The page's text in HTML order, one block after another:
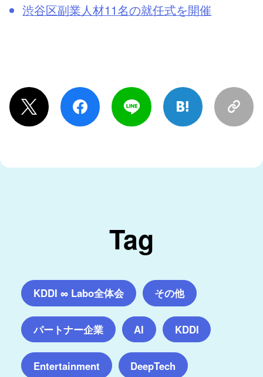
渋谷区副業人材11名の就任式を開催
Tag
KDDI ∞ Labo全体会 その他
パートナー企業 AI KDDI
Entertainment DeepTech